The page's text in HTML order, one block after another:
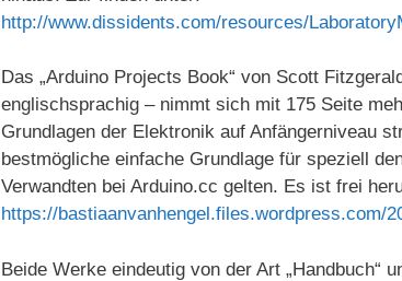
http://www.dissidents.com/resources/
Das „Arduino Projects Book“ von Scott
englischsprachig – nimmt sich mit 175 Seite
Grundlagen der Elektronik auf Anfängerniveau
bestmögliche einfache Grundlage für speziell
Verwandten bei Arduino.cc gelten. Es ist frei
https://bastiaanvanhengel.files.wordpress.com/
Beide Werke eindeutig von der Art „Handbuch“